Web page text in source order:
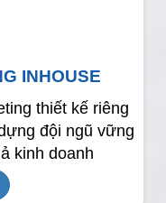
INHOUSE
thiết kế riêng
đội ngũ vững
kinh doanh